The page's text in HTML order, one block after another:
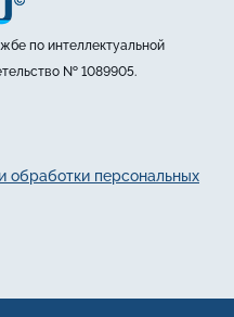
по интеллектуальной
№ 1089905.
обработки персональных